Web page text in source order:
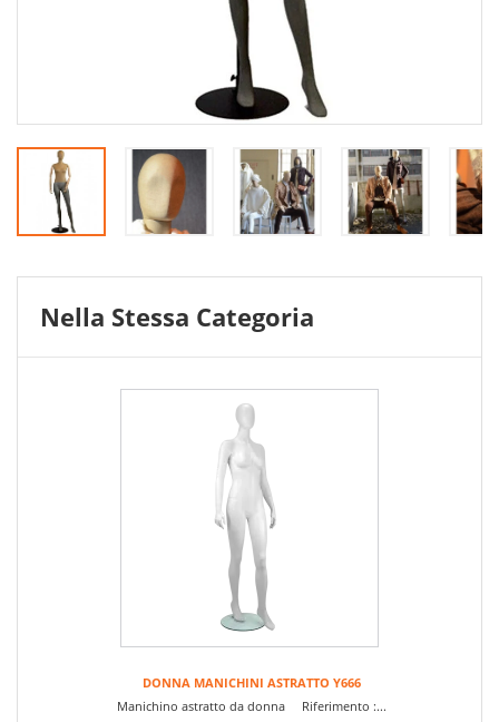
Nella Stessa Categoria
DONNA MANICHINI ASTRATTO Y666
Manichino astratto da donna Riferimento :...